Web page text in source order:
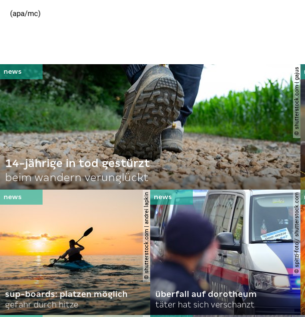
(apa/mc)
© shutterstock.com | gajus
14-jährige in tod gestürzt
beim wandern verunglückt
© shutterstock.com | andrei lapkin
sup-boards: platzen möglich
gefahr durch hitze
© spitzi-foto / shutterstock.com
überfall auf dorotheum
täter hat sich verschanzt